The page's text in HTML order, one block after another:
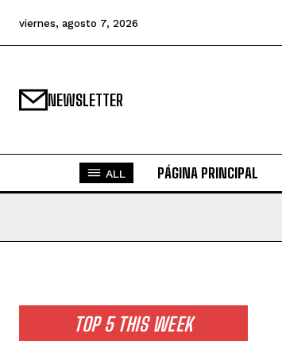
viernes, agosto 7, 2026
NEWSLETTER
ALL PÁGINA PRINCIPAL
TOP 5 THIS WEEK